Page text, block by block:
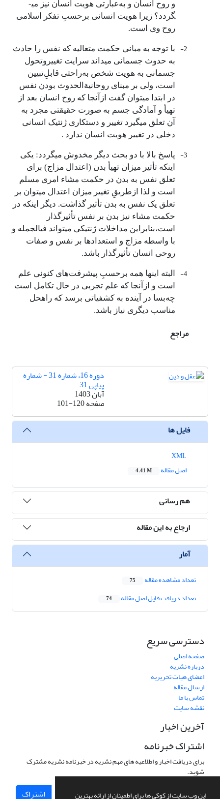
این وب سایت از کوکی ها برای اطمینان از ارائه بهترین
و روح انسان و به‌عبارتی هویت انسان نیز می­
گردد؟ زیرا هویت انسانی برحسبِ تفکر اسلامی
روح وی است.
2-
با توجه به مبانی حکمت متعالیه که نفس را حادث
به حدوث جسمانی می­داند سرایت تغییر‌و‌تحول
جسمانی به هویت شخص به‌راحتی قابل‌ِتبیین
است، ولی بر مبنای روحانیة­الحدوث بودن نفس
در ابتدا می­توان گفت ازآنجا که روح انسان بعد از
تهیأ و آمادگی جسم به صورت حقیقتی مجرد به
آن تعلق می­گیرد تغییر و دستکاری ژنتیک انسانی
دخلی در تغییر هویت انسان ندارد .
3-
پاسخ بالا با دو بحث دیگر مخدوش می­گردد: یکی
اینکه تأثیر میزان تهیأ بدن (اعتدال مزاج) برای
تعلق نفس به بدن در حکمت مشاء امری مسلم
است و لذا ازطریقِ تغییر میزان اعتدال می­توان بر
تعلق یک نفس به بدن تأثیر گذاشت. دیگر اینکه در
حکمت مشاء نیز بدن بر نفس تأثیرگذار
است،بنابراین مداخلات ژنتیکی می­تواند فی­الجمله و
با واسطه مزاج و استعدادها بر نفس و صفات
روحی انسان تأثیرگذار باشد.
4-
البته اینها همه برحسبِ پیشرفت‌های کنونی علم
است و ازآنجا که علم تجربی در حال تکامل است
چه‌بسا در آینده به کشفیاتی برسد که راه­حل
مناسب دیگری نیاز باشد.
مراجع
دوره 16، شماره 31 - شماره
پیاپی 31
آبان 1403
صفحه101-120
فایل ها
اصل مقاله
4.41 M
هم رسانی
ارجاع به این مقاله
آمار
تعداد مشاهده مقاله 75
تعداد دریافت فایل اصل مقاله 74
دسترسی سریع
صفحه اصلی
درباره نشریه
اعضای هیات تحریریه
ارسال مقاله
تماس با ما
نقشه سایت
آخرین اخبار
اشتراک خبرنامه
برای دریافت اخبار و اطلاعیه های مهم نشریه در خبرنامه نشریه مشترک
شوید.
اشتراک